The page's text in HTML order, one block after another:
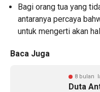
Bagi orang tua yang
antaranya percaya
untuk mengerti akan
Baca Juga
8 bulan
Duta